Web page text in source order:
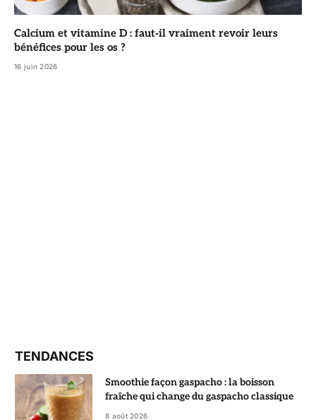
Calcium et vitamine D : faut‑il vraiment revoir leurs
bénéfices pour les os ?
16 juin 2026
TENDANCES
Smoothie façon gaspacho : la boisson
fraîche qui change du gaspacho classique
8 août 2026